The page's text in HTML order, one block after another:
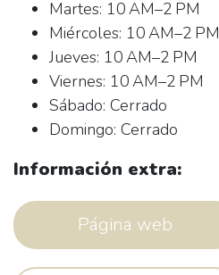
Martes: 10 AM–2 PM
Miércoles: 10 AM–2 PM
Jueves: 10 AM–2 PM
Viernes: 10 AM–2 PM
Sábado: Cerrado
Domingo: Cerrado
Información extra:
Página web